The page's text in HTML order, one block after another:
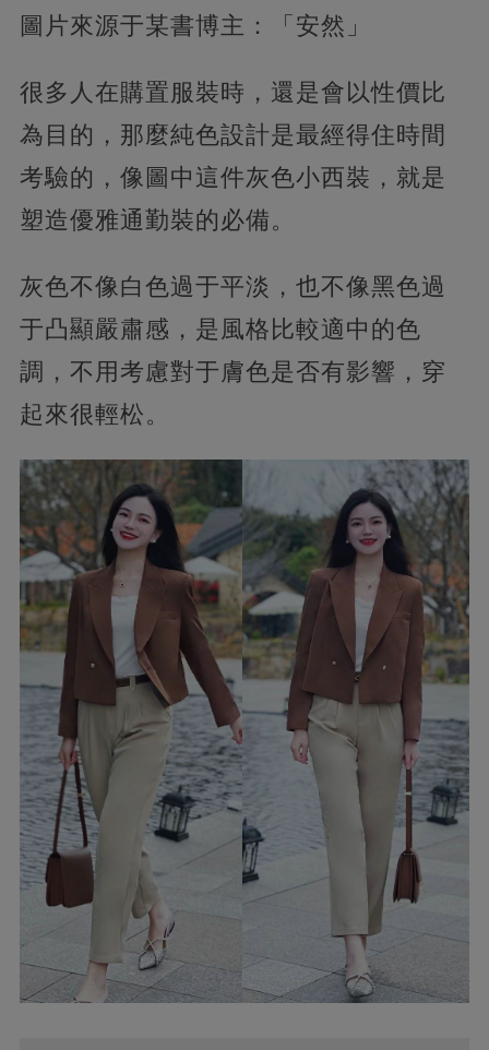
圖片來源于某書博主：「安然」
很多人在購置服裝時，還是會以性價比
為目的，那麼純色設計是最經得住時間
考驗的，像圖中這件灰色小西裝，就是
塑造優雅通勤裝的必備。
灰色不像白色過于平淡，也不像黑色過
于凸顯嚴肅感，是風格比較適中的色
調，不用考慮對于膚色是否有影響，穿
起來很輕松。